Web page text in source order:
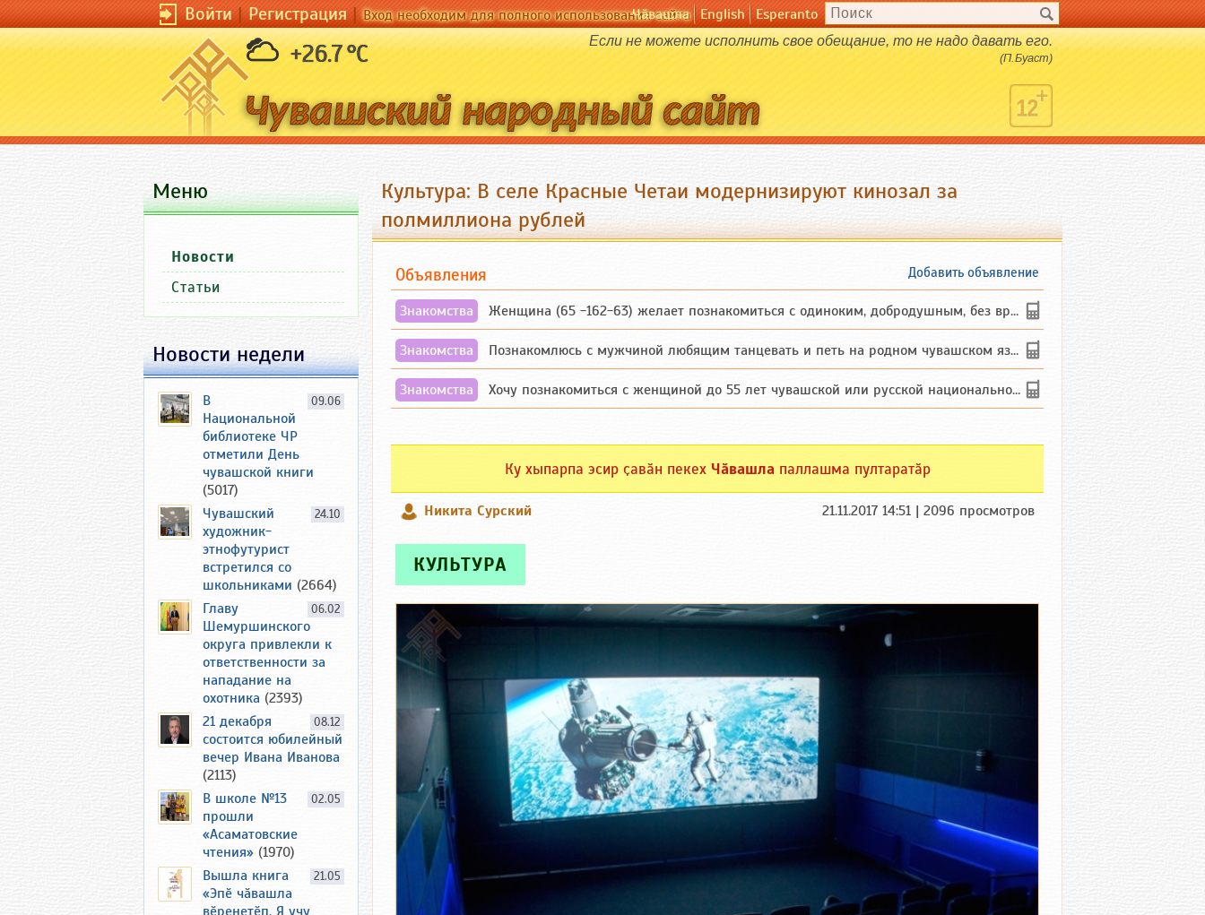
Войти|Регистрация|Вход необходим для полного использования сайта
Чӑвашла English Esperanto
+26.7 °C Если не можете исполнить свое обещание, то не надо давать его.
(П.Буаст)
Культура: В селе Красные Четаи модернизируют кинозал за
полмиллиона рублей
Добавить объявление
Объявления
Знакомства Женщина (65 -162-63) желает познакомиться с одиноким, добродушным, без вредных ...
Знакомства Познакомлюсь с мужчиной любящим танцевать и петь на родном чувашском языке
Знакомства Хочу познакомиться с женщиной до 55 лет чувашской или русской национальности дл...
Ку хыпарпа эсир ҫавӑн пекех Чӑвашла паллашма пултаратӑр
Никита Сурский 21.11.2017 14:51 | 2096 просмотров
КУЛЬТУРА
Меню
Новости
Статьи
Новости недели
09.06
В
Национальной
библиотеке ЧР
отметили День
чувашской книги
(5017)
24.10
Чувашский
художник-
этнофутурист
встретился со
школьниками (2664)
06.02
Главу
Шемуршинского
округа привлекли к
ответственности за
нападание на
охотника (2393)
08.12
21 декабря
состоится юбилейный
вечер Ивана Иванова
(2113)
02.05
В школе №13
прошли
«Асаматовские
чтения» (1970)
21.05
Вышла книга
«Эпӗ чӑвашла
вӗренетӗп. Я учу